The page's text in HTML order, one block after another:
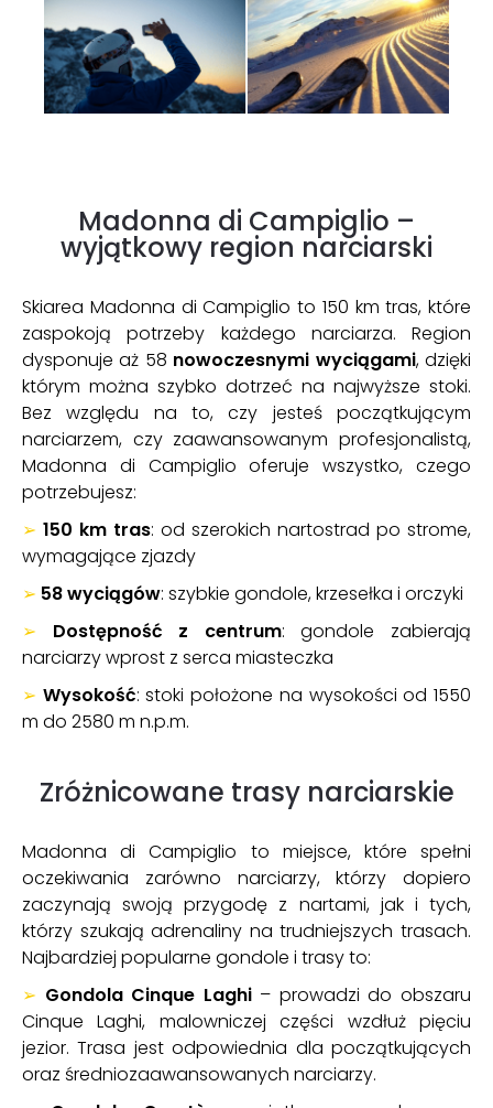
Madonna di Campiglio –
wyjątkowy region narciarski
Skiarea Madonna di Campiglio to 150 km tras, które
zaspokoją potrzeby każdego narciarza. Region
dysponuje aż 58 nowoczesnymi wyciągami, dzięki
którym można szybko dotrzeć na najwyższe stoki.
Bez względu na to, czy jesteś początkującym
narciarzem, czy zaawansowanym profesjonalistą,
Madonna di Campiglio oferuje wszystko, czego
potrzebujesz:
➢ 150 km tras: od szerokich nartostrad po strome,
wymagające zjazdy
➢ 58 wyciągów: szybkie gondole, krzesełka i orczyki
➢ Dostępność z centrum: gondole zabierają
narciarzy wprost z serca miasteczka
➢ Wysokość: stoki położone na wysokości od 1550
m do 2580 m n.p.m.
Zróżnicowane trasy narciarskie
Madonna di Campiglio to miejsce, które spełni
oczekiwania zarówno narciarzy, którzy dopiero
zaczynają swoją przygodę z nartami, jak i tych,
którzy szukają adrenaliny na trudniejszych trasach.
Najbardziej popularne gondole i trasy to:
➢ Gondola Cinque Laghi– prowadzi do obszaru
Cinque Laghi, malowniczej części wzdłuż pięciu
jezior. Trasa jest odpowiednia dla początkujących
oraz średniozaawansowanych narciarzy.